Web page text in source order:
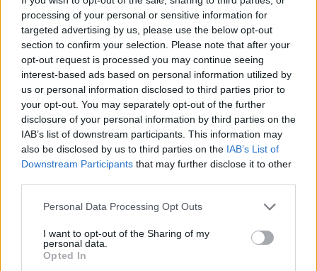
processing of your personal or sensitive information for
targeted advertising by us, please use the below opt-out
section to confirm your selection. Please note that after your
opt-out request is processed you may continue seeing
interest-based ads based on personal information utilized by
us or personal information disclosed to third parties prior to
your opt-out. You may separately opt-out of the further
disclosure of your personal information by third parties on the
IAB’s list of downstream participants. This information may
also be disclosed by us to third parties on the IAB’s List of
Downstream Participants that may further disclose it to other
Please note that this website/app uses one or more Google
not limited to your visit or usage behaviour. You may click to
grant or deny consent to Google and its third-party tags to
use your data for below specified purposes in below Google
Personal Data Processing Opt Outs
I want to opt-out of the Sharing of my
personal data.
Opted In
ΔΙΑΦΗΜΙΣΗ